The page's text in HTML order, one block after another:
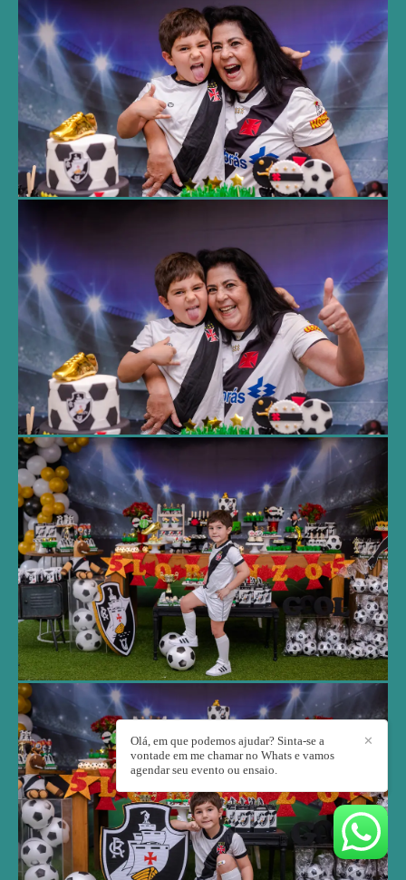
✕
Olá, em que podemos ajudar? Sinta-se a
vontade em me chamar no Whats e vamos
agendar seu evento ou ensaio.